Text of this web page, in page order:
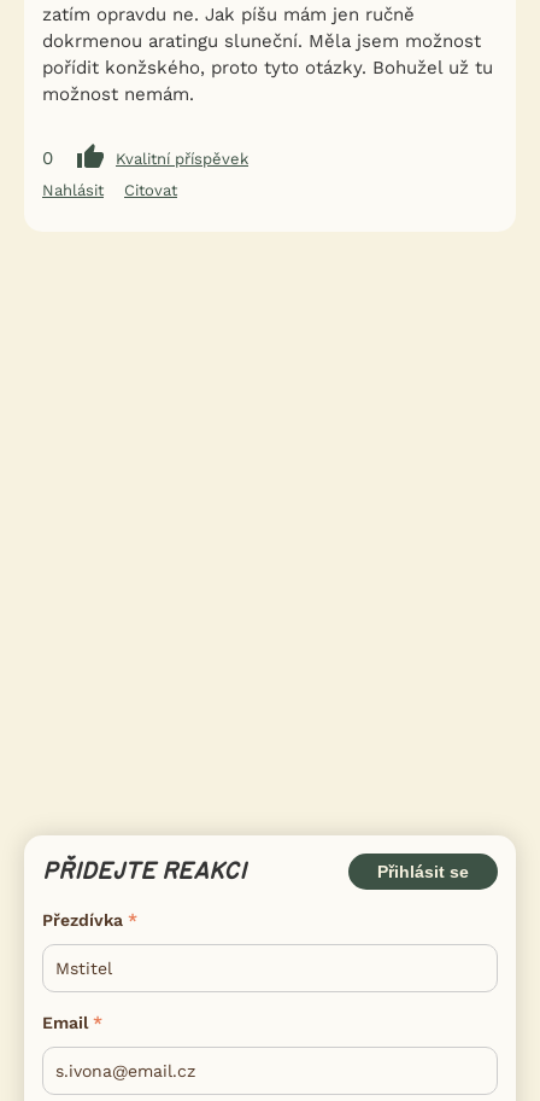
zatím opravdu ne. Jak píšu mám jen ručně
dokrmenou aratingu sluneční. Měla jsem možnost
pořídit konžského, proto tyto otázky. Bohužel už tu
možnost nemám.
0
Kvalitní příspěvek
Nahlásit
Citovat
PŘIDEJTE REAKCI Přihlásit se
Přezdívka
Email